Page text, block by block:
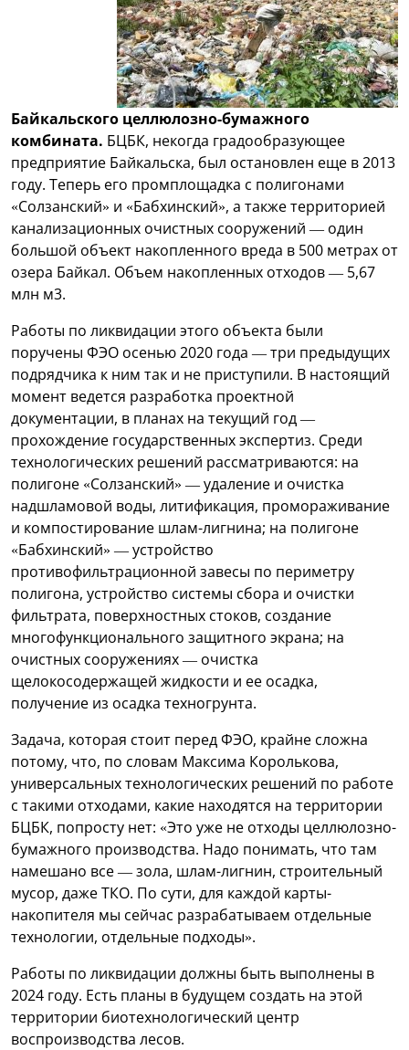
Байкальского целлюлозно-бумажного
комбината. БЦБК, некогда градообразующее
предприятие Байкальска, был остановлен еще в 2013
году. Теперь его промплощадка с полигонами
«Солзанский» и «Бабхинский», а также территорией
канализационных очистных сооружений — один
большой объект накопленного вреда в 500 метрах от
озера Байкал. Объем накопленных отходов — 5,67
млн м3.
Работы по ликвидации этого объекта были
поручены ФЭО осенью 2020 года — три предыдущих
подрядчика к ним так и не приступили. В настоящий
момент ведется разработка проектной
документации, в планах на текущий год —
прохождение государственных экспертиз. Среди
технологических решений рассматриваются: на
полигоне «Солзанский» — удаление и очистка
надшламовой воды, литификация, промораживание
и компостирование шлам-лигнина; на полигоне
«Бабхинский» — устройство
противофильтрационной завесы по периметру
полигона, устройство системы сбора и очистки
фильтрата, поверхностных стоков, создание
многофункционального защитного экрана; на
очистных сооружениях — очистка
щелокосодержащей жидкости и ее осадка,
получение из осадка техногрунта.
Задача, которая стоит перед ФЭО, крайне сложна
потому, что, по словам Максима Королькова,
универсальных технологических решений по работе
с такими отходами, какие находятся на территории
БЦБК, попросту нет: «Это уже не отходы целлюлозно-
бумажного производства. Надо понимать, что там
намешано все — зола, шлам-лигнин, строительный
мусор, даже ТКО. По сути, для каждой карты-
накопителя мы сейчас разрабатываем отдельные
технологии, отдельные подходы».
Работы по ликвидации должны быть выполнены в
2024 году. Есть планы в будущем создать на этой
территории биотехнологический центр
воспроизводства лесов.